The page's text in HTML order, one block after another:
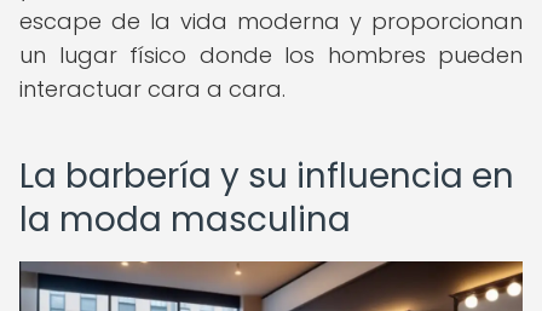
escape de la vida moderna y proporcionan
un lugar físico donde los hombres pueden
interactuar cara a cara.
La barbería y su influencia en
la moda masculina